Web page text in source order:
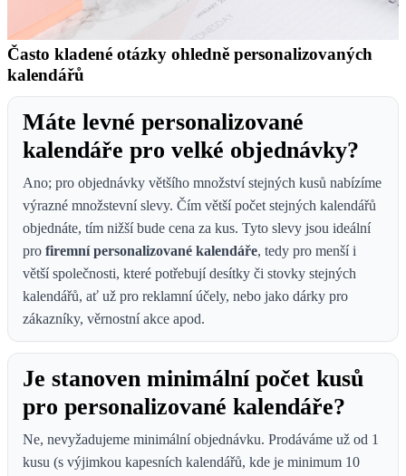
Často kladené otázky ohledně personalizovaných
kalendářů
Máte levné personalizované
kalendáře pro velké objednávky?
Ano; pro objednávky většího množství stejných kusů nabízíme
výrazné množstevní slevy. Čím větší počet stejných kalendářů
objednáte, tím nižší bude cena za kus. Tyto slevy jsou ideální
pro firemní personalizované kalendáře, tedy pro menší i
větší společnosti, které potřebují desítky či stovky stejných
kalendářů, ať už pro reklamní účely, nebo jako dárky pro
zákazníky, věrnostní akce apod.
Je stanoven minimální počet kusů
pro personalizované kalendáře?
Ne, nevyžadujeme minimální objednávku. Prodáváme už od 1
kusu (s výjimkou kapesních kalendářů, kde je minimum 10